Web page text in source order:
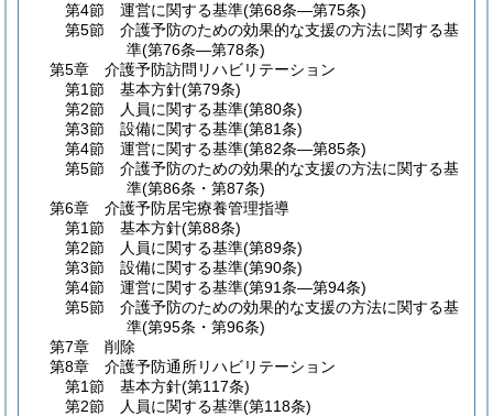
第4節
運営に関する基準(第68条―第75条)
第5節
介護予防のための効果的な支援の方法に関する基
準(第76条―第78条)
第5章
介護予防訪問リハビリテーション
第1節
基本方針(第79条)
第2節
人員に関する基準(第80条)
第3節
設備に関する基準(第81条)
第4節
運営に関する基準(第82条―第85条)
第5節
介護予防のための効果的な支援の方法に関する基
準(第86条・第87条)
第6章
介護予防居宅療養管理指導
第1節
基本方針(第88条)
第2節
人員に関する基準(第89条)
第3節
設備に関する基準(第90条)
第4節
運営に関する基準(第91条―第94条)
第5節
介護予防のための効果的な支援の方法に関する基
準(第95条・第96条)
第7章
削除
第8章
介護予防通所リハビリテーション
第1節
基本方針(第117条)
第2節
人員に関する基準(第118条)